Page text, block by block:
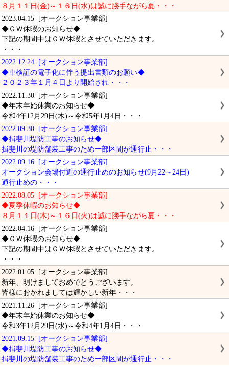
８月１１日(金)～１６日(水)は誠に勝手ながら夏・・・
2023.04.15 [オークション事業部]
◆ＧＷ休暇のお知らせ◆
下記の期間中はＧＷ休暇とさせていただきます。
・・・
2022.12.24 [オークション事業部]
◆車検証の電子化に伴う提出書類のお願い◆
２０２３年１月４日より開始され・・・
2022.11.30 [オークション事業部]
◆年末年始休業のお知らせ◆
令和4年12月29日(木)～令和5年1月4日・・・
2022.09.30 [オークション事業部]
◆揖斐川堤防工事のお知らせ◆
揖斐川の堤防舗装工事のため一部区間が通行止・・・
2022.09.16 [オークション事業部]
オークション会場付近の通行止めのお知らせ(9月22～24日)
通行止めの・・・
2022.08.05 [オークション事業部]
◆夏季休暇のお知らせ◆
８月１１日(木)～１６日(火)は誠に勝手ながら夏・・・
2022.04.16 [オークション事業部]
◆ＧＷ休暇のお知らせ◆
下記の期間中はＧＷ休暇とさせていただきます。
・・・
2022.01.05 [オークション事業部]
新年、明けましておめでとうございます。
皆様におかれましては輝かしい新年・・・
2021.11.26 [オークション事業部]
◆年末年始休業のお知らせ◆
令和3年12月29日(水)～令和4年1月4日・・・
2021.09.15 [オークション事業部]
◆揖斐川堤防工事のお知らせ◆
揖斐川の堤防舗装工事のため一部区間が通行止・・・